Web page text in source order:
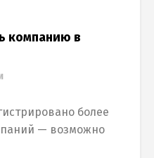
компанию в
более
— возможно